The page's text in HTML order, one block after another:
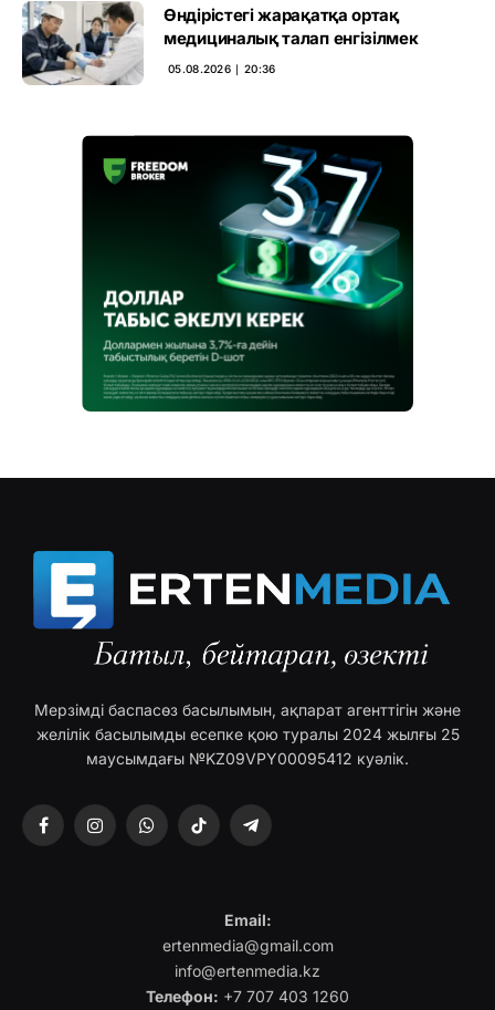
Өндірістегі жарақатқа ортақ
медициналық талап енгізілмек
05.08.2026 ∣ 20:36
Мерзімді баспасөз басылымын, ақпарат агенттігін және
желілік басылымды есепке қою туралы 2024 жылғы 25
маусымдағы №KZ09VPY00095412 куәлік.
FacebookInstagramWhatsAppTikTok Telegram
Email:
ertenmedia@gmail.com
info@ertenmedia.kz
Телефон: +7 707 403 1260